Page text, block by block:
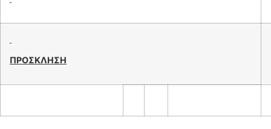
ΠΡΟΣΚΛΗΣΗ